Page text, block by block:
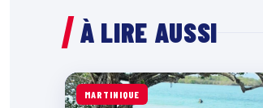
À LIRE AUSSI
MARTINIQUE